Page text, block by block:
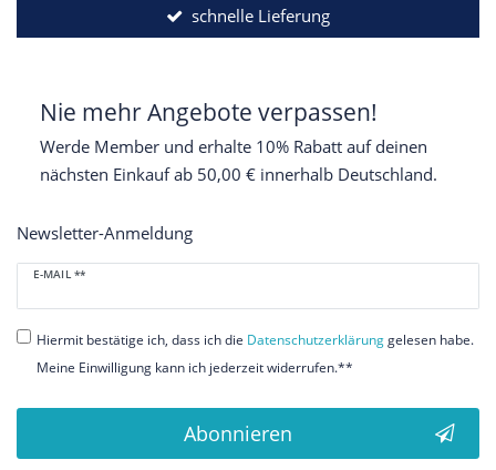
schnelle Lieferung
Nie mehr Angebote verpassen!
Werde Member und erhalte 10% Rabatt auf deinen
nächsten Einkauf ab 50,00 € innerhalb Deutschland.
Newsletter-Anmeldung
E-MAIL **
Newsletter
Honig
Hiermit bestätige ich, dass ich die Daten­schutz­erklärunggelesen habe.
Meine Einwilligung kann ich jederzeit widerrufen.**
Abonnieren